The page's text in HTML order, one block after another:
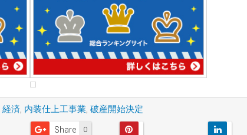
経済 内装仕上工事業 破産開始決定
0
Share